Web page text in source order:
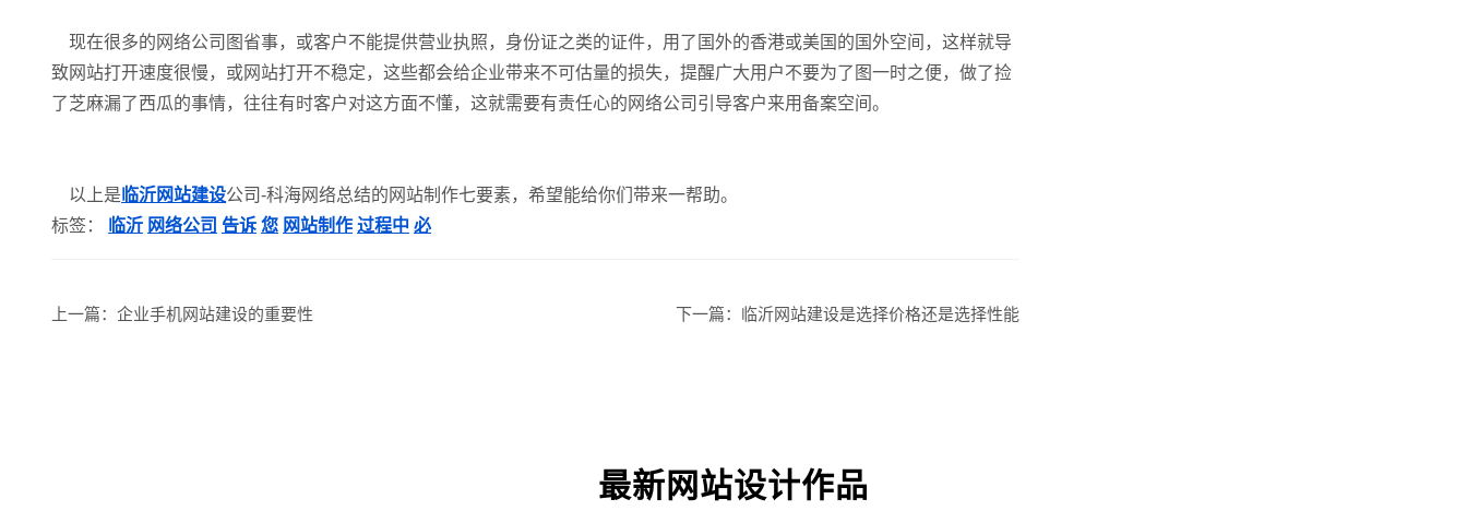
现在很多的网络公司图省事，或客户不能提供营业执照，身份证之类的证件，用了国外的香港或美国的国外空间，这样就导
致网站打开速度很慢，或网站打开不稳定，这些都会给企业带来不可估量的损失，提醒广大用户不要为了图一时之便，做了捡
了芝麻漏了西瓜的事情，往往有时客户对这方面不懂，这就需要有责任心的网络公司引导客户来用备案空间。
以上是 临沂网站建设公司-科海网络总结的网站制作七要素，希望能给你们带来一帮助。
标签：
临沂 网络公司 告诉 您 网站制作 过程中 必
上一篇：企业手机网站建设的重要性 下一篇： 临沂网站建设是选择价格还是选择性能
最新网站设计作品
企业网站建设